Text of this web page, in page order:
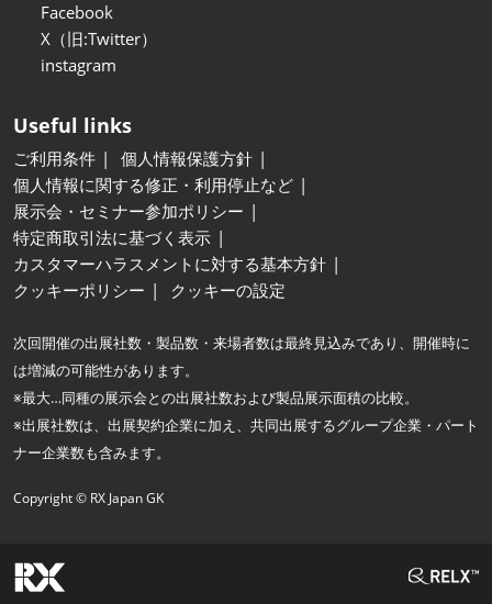
Facebook
X（旧:Twitter）
instagram
Useful links
ご利用条件
個人情報保護方針
個人情報に関する修正・利用停止など
展示会・セミナー参加ポリシー
特定商取引法に基づく表示
カスタマーハラスメントに対する基本方針
クッキーポリシー
クッキーの設定
次回開催の出展社数・製品数・来場者数は最終見込みであり、開催時に
は増減の可能性があります。
※最大…同種の展示会との出展社数および製品展示面積の比較。
※出展社数は、出展契約企業に加え、共同出展するグループ企業・パート
ナー企業数も含みます。
Copyright © RX Japan GK